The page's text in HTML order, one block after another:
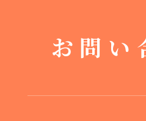
お問い